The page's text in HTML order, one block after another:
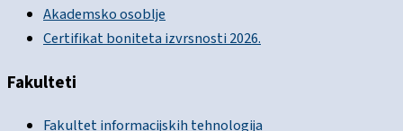
Akademsko osoblje
Certifikat boniteta izvrsnosti 2026.
Fakulteti
Fakultet informacijskih tehnologija